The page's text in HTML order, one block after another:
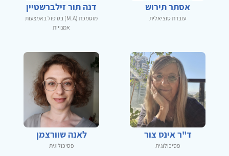
אסתר תירוש
עובדת סוציאלית
דנה תור זילברשטיין
מוסמכת (M.A) בטיפול באמצעות
אמנויות
ד"ר אינס צור
פסיכולוגית
לאנה שוורצמן
פסיכולוגית